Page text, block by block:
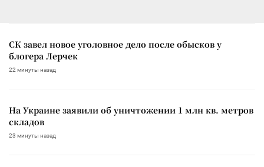
СК завел новое уголовное дело после обысков у
блогера Лерчек
22 минуты назад
На Украине заявили об уничтожении 1 млн кв. метров
складов
23 минуты назад